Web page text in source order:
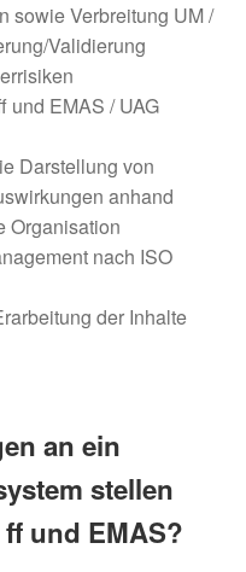
sowie Verbreitung UM /
Validierung
und EMAS / UAG
Darstellung von
anhand
Organisation
nach ISO
der Inhalte
an ein
stellen
ff und EMAS?